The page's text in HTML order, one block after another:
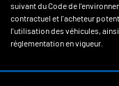
suivant du Code de
contractuel et l'acheteur
l'utilisation des véhicules,
réglementation en vigueur.